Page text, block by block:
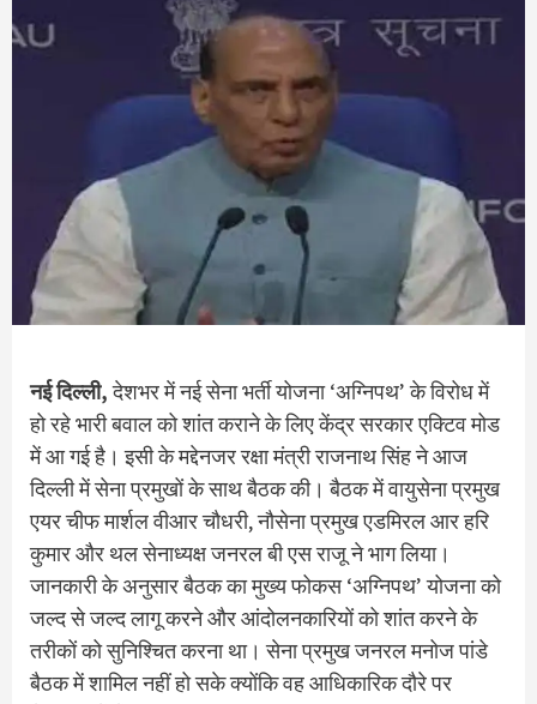
नई दिल्ली,देशभर में नई सेना भर्ती योजना ‘अग्निपथ’ के विरोध में
हो रहे भारी बवाल को शांत कराने के लिए केंद्र सरकार एक्टिव मोड
में आ गई है। इसी के मद्देनजर रक्षा मंत्री राजनाथ सिंह ने आज
दिल्ली में सेना प्रमुखों के साथ बैठक की। बैठक में वायुसेना प्रमुख
एयर चीफ मार्शल वीआर चौधरी, नौसेना प्रमुख एडमिरल आर हरि
कुमार और थल सेनाध्यक्ष जनरल बी एस राजू ने भाग लिया।
जानकारी के अनुसार बैठक का मुख्य फोकस ‘अग्निपथ’ योजना को
जल्द से जल्द लागू करने और आंदोलनकारियों को शांत करने के
तरीकों को सुनिश्चित करना था। सेना प्रमुख जनरल मनोज पांडे
बैठक में शामिल नहीं हो सके क्योंकि वह आधिकारिक दौरे पर